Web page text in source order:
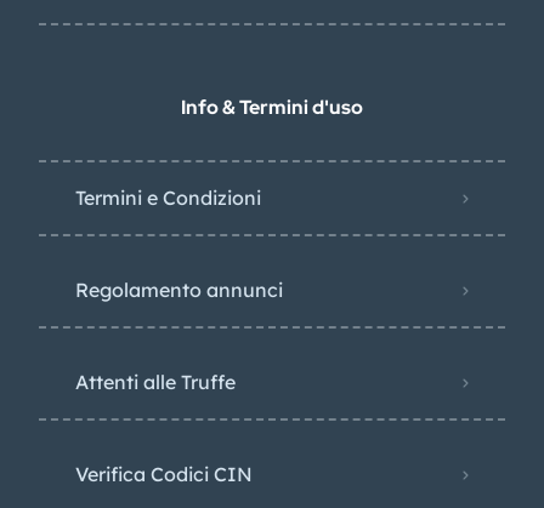
Info & Termini d'uso
Termini e Condizioni
Regolamento annunci
Attenti alle Truffe
Verifica Codici CIN